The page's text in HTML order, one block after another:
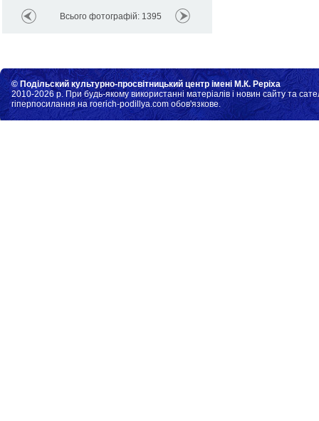
Всього фотографій: 1395
© Подільский культурно-просвітницький центр імені М.К. Реріха
2010-2026 р. При будь-якому використанні матеріалів і новин сайту та
гіперпосилання на roerich-podillya.com обов'язкове.